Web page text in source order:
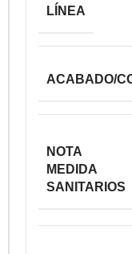
LÍNEA
ACABADO/
NOTA
MEDIDA
SANITARIOS